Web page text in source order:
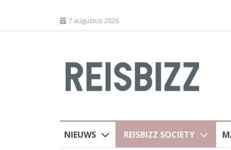
7 augustus 2026
NIEUWS REISBIZZ SOCIETY